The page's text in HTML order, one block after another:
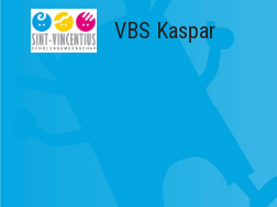
VBS Kaspar